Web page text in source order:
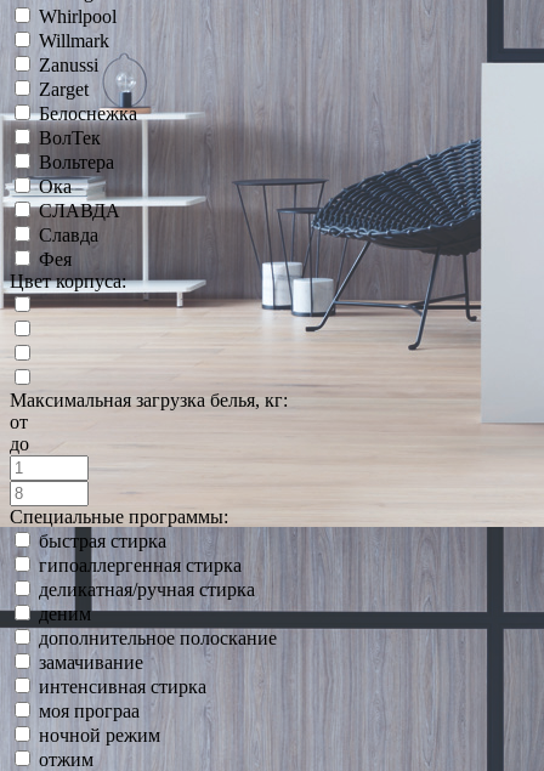
Whirlpool
Willmark
Zanussi
Zarget
Белоснежка
ВолТек
Вольтера
Ока
СЛАВДА
Славда
Фея
Цвет корпуса:
Максимальная загрузка белья, кг:
от
до
Специальные программы:
быстрая стирка
гипоаллергенная стирка
деликатная/ручная стирка
деним
дополнительное полоскание
замачивание
интенсивная стирка
моя програа
ночной режим
отжим